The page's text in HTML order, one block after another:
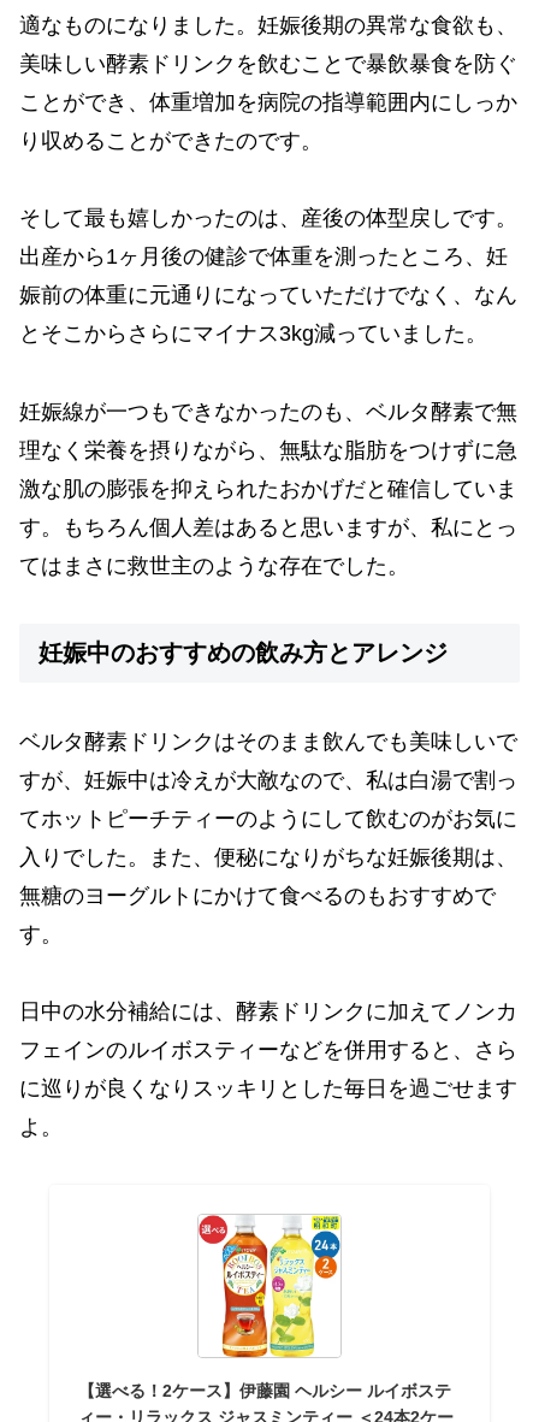
適なものになりました。妊娠後期の異常な食欲も、
美味しい酵素ドリンクを飲むことで暴飲暴食を防ぐ
ことができ、体重増加を病院の指導範囲内にしっか
り収めることができたのです。
そして最も嬉しかったのは、産後の体型戻しです。
出産から1ヶ月後の健診で体重を測ったところ、妊
娠前の体重に元通りになっていただけでなく、なん
とそこからさらにマイナス3kg減っていました。
妊娠線が一つもできなかったのも、ベルタ酵素で無
理なく栄養を摂りながら、無駄な脂肪をつけずに急
激な肌の膨張を抑えられたおかげだと確信していま
す。もちろん個人差はあると思いますが、私にとっ
てはまさに救世主のような存在でした。
妊娠中のおすすめの飲み方とアレンジ
ベルタ酵素ドリンクはそのまま飲んでも美味しいで
すが、妊娠中は冷えが大敵なので、私は白湯で割っ
てホットピーチティーのようにして飲むのがお気に
入りでした。また、便秘になりがちな妊娠後期は、
無糖のヨーグルトにかけて食べるのもおすすめで
す。
日中の水分補給には、酵素ドリンクに加えてノンカ
フェインのルイボスティーなどを併用すると、さら
に巡りが良くなりスッキリとした毎日を過ごせます
よ。
【選べる！2ケース】伊藤園 ヘルシー ルイボステ
ィー・リラックス ジャスミンティー ＜24本2ケー